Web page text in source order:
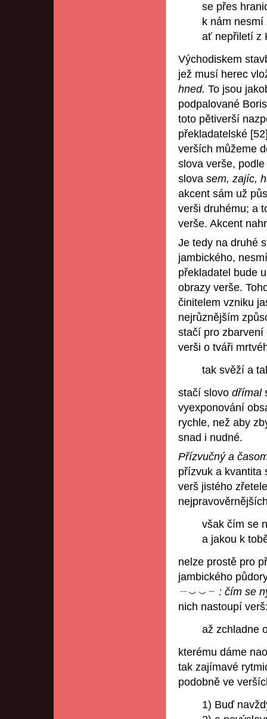
se přes
k nám
ať nepřiletí z
Východiskem
jež musí herec
hned. To jsou
podpalované
toto pětiverší
překladatelské
verších můžeme
slova verše,
slova sem, zajíc,
akcent sám už
verši druhému; a
verše. Akcent
Je tedy na druhé
jambického,
překladatel bude
obrazy verše.
činitelem vzniku
nejrůznějším
stačí pro zbarvení
verši o tváři
tak svěží a
stačí slovo dřímal
vyexponování
rychle, než aby
snad i nudné.
Přízvučný a
přízvuk a kvantita
verš jistého
však čím se
a jakou k
nelze prostě pro
jambického
: čím se
nich nastoupí
až zchladne
kterému dáme
tak zajímavé
podobně ve
1) Buď